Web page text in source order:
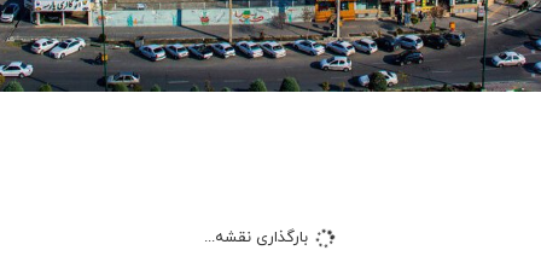
بارگذاری نقشه...